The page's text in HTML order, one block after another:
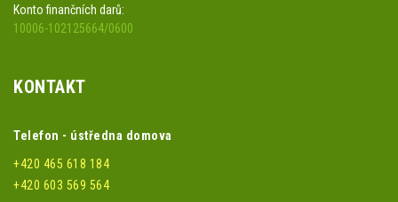
Konto finančních darů:
10006-102125664/0600
KONTAKT
Telefon - ústředna domova
+420 465 618 184
+420 603 569 564